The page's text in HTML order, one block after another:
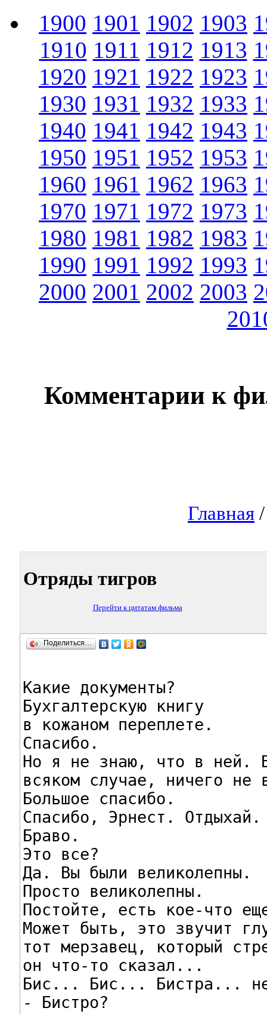
1900 1901 1902 1903
1910 1911 1912 1913
1920 1921 1922 1923
1930 1931 1932 1933
1940 1941 1942 1943
1950 1951 1952 1953
1960 1961 1962 1963
1970 1971 1972 1973
1980 1981 1982 1983
1990 1991 1992 1993
2000 2001 2002 2003
Комментарии к
Главная
Отряды тигров
Перейти к цитатам фильма
Поделиться…
Какие документы?
Бухгалтерскую книгу
в кожаном переплете.
Спасибо.
Но я не знаю, что в ней.
всяком случае, ничего не
Большое спасибо.
Спасибо, Эрнест. Отдыхай.
Браво.
Это все?
Да. Вы были великолепны.
Просто великолепны.
Постойте, есть кое-что
Может быть, это звучит
тот мерзавец, который
он что-то сказал...
Бис... Бис... Бистра...
- Бистро?